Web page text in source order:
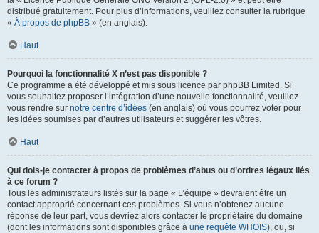
distribué gratuitement. Pour plus d’informations, veuillez consulter la rubrique
« À propos de phpBB » (en anglais).
Haut
Pourquoi la fonctionnalité X n’est pas disponible ?
Ce programme a été développé et mis sous licence par phpBB Limited. Si
vous souhaitez proposer l’intégration d’une nouvelle fonctionnalité, veuillez
vous rendre sur notre centre d’idées (en anglais) où vous pourrez voter pour
les idées soumises par d’autres utilisateurs et suggérer les vôtres.
Haut
Qui dois-je contacter à propos de problèmes d’abus ou d’ordres légaux liés
à ce forum ?
Tous les administrateurs listés sur la page « L’équipe » devraient être un
contact approprié concernant ces problèmes. Si vous n’obtenez aucune
réponse de leur part, vous devriez alors contacter le propriétaire du domaine
(dont les informations sont disponibles grâce à une requête WHOIS), ou, si